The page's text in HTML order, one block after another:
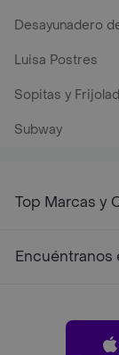
Desayunadero
Luisa Postres
Sopitas y
Subway
Top Marcas y
Encuéntranos